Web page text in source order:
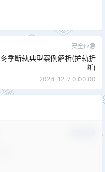
安全应急
冬季断轨典型案例解析(护轨折
断)
2024-12-7 0:00:00